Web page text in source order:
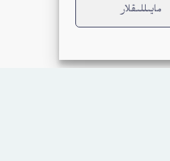
مايىللىقلار